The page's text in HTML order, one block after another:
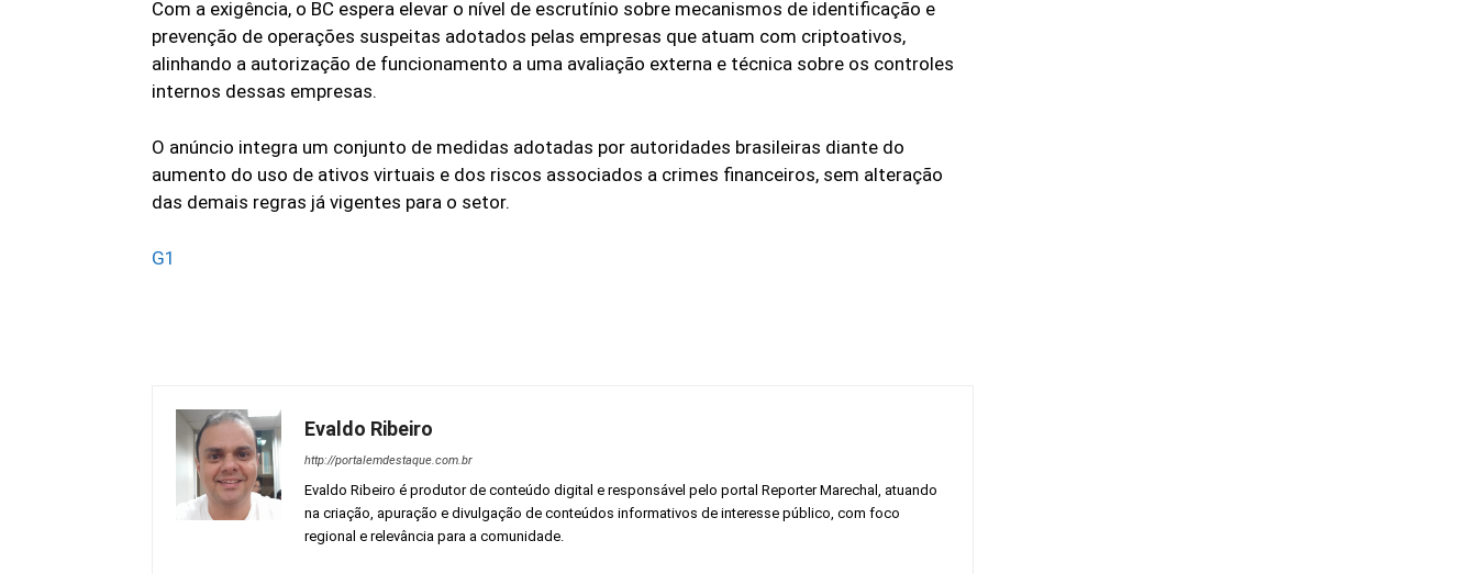
Com a exigência, o BC espera elevar o nível de escrutínio sobre mecanismos de identificação e
prevenção de operações suspeitas adotados pelas empresas que atuam com criptoativos,
alinhando a autorização de funcionamento a uma avaliação externa e técnica sobre os controles
internos dessas empresas.
O anúncio integra um conjunto de medidas adotadas por autoridades brasileiras diante do
aumento do uso de ativos virtuais e dos riscos associados a crimes financeiros, sem alteração
das demais regras já vigentes para o setor.
G1
Evaldo Ribeiro
http://portalemdestaque.com.br
Evaldo Ribeiro é produtor de conteúdo digital e responsável pelo portal Reporter Marechal, atuando
na criação, apuração e divulgação de conteúdos informativos de interesse público, com foco
regional e relevância para a comunidade.